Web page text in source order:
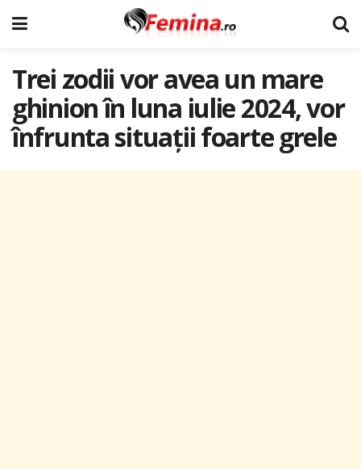
Trei zodii vor avea un mare
ghinion în luna iulie 2024, vor
înfrunta situații foarte grele